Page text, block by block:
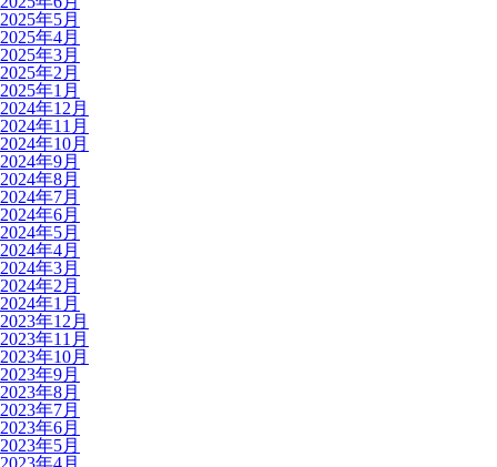
2025年5月
2025年4月
2025年3月
2025年2月
2025年1月
2024年12月
2024年11月
2024年10月
2024年9月
2024年8月
2024年7月
2024年6月
2024年5月
2024年4月
2024年3月
2024年2月
2024年1月
2023年12月
2023年11月
2023年10月
2023年9月
2023年8月
2023年7月
2023年6月
2023年5月